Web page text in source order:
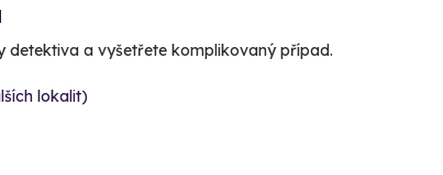
detektiva a vyšetřete komplikovaný případ.
lokalit)